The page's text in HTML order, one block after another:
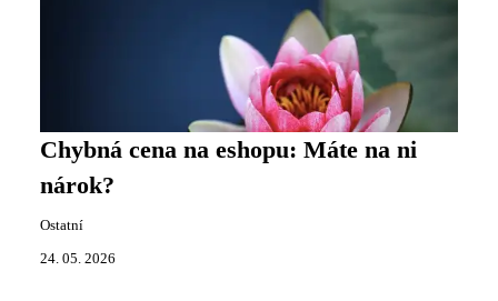
Chybná cena na eshopu: Máte na ni
nárok?
Ostatní
24. 05. 2026